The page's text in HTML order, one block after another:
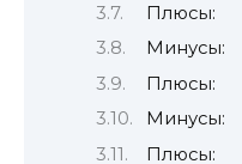
Плюсы:
Минусы:
Плюсы:
Минусы:
Плюсы: